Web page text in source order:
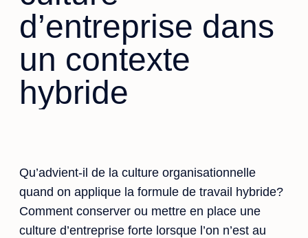
d’entreprise dans
un contexte
hybride
Qu’advient-il de la culture organisationnelle
quand on applique la formule de travail hybride?
Comment conserver ou mettre en place une
culture d’entreprise forte lorsque l’on n’est au